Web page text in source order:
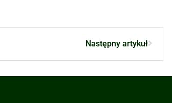
Następny artykuł